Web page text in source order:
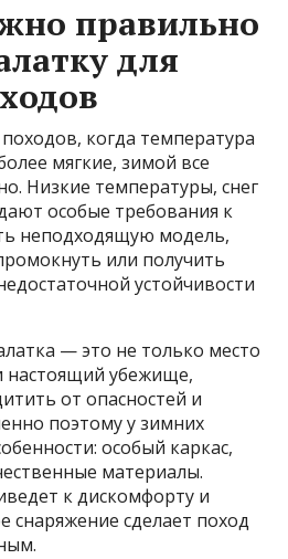
правильно
для
когда температура
мягкие, зимой все
Низкие температуры, снег
особые требования к
неподходящую модель,
или получить
устойчивости
— это не только место
настоящий убежище,
от опасностей и
поэтому у зимних
особый каркас,
материалы.
к дискомфорту и
снаряжение сделает поход